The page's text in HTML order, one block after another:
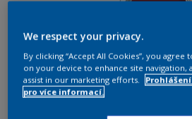
Najít výrobek v
We respect your privacy.
By clicking “Accept All Cookies”, you
on your device to enhance site navigation,
assist in our marketing efforts.
pro více informací.